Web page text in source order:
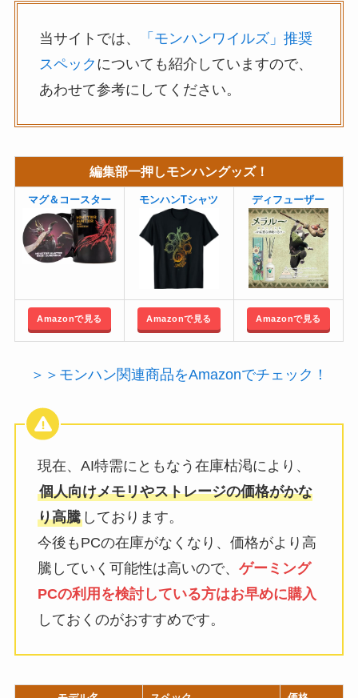
当サイトでは、
「モンハンワイルズ」推奨
スペック についても紹介していますので、
あわせて参考にしてください。
編集部一押しモンハングッズ！
マグ＆コースター モンハンTシャツ ディフューザー
Amazonで見る Amazonで見る Amazonで見る
＞＞モンハン関連商品をAmazonでチェック！
現在、AI特需にともなう在庫枯渇により、
個人向けメモリやストレージの価格がかな
り高騰しております。
今後もPCの在庫がなくなり、価格がより高
騰していく可能性は高いので、 ゲーミング
PCの利用を検討している方はお早めに購入
しておくのがおすすめです。